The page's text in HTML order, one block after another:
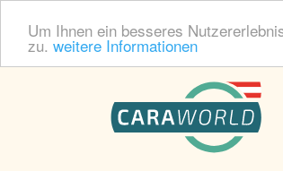
Um Ihnen ein besseres
zu. weitere Informationen